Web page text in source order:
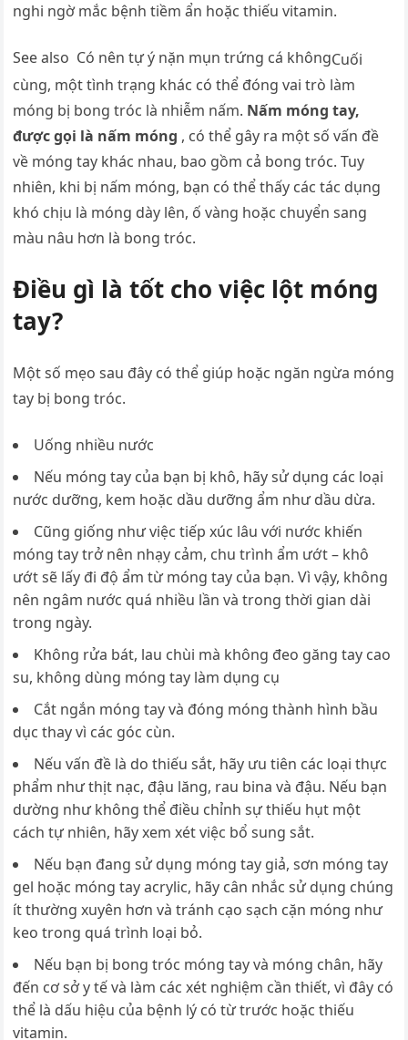
nghi ngờ mắc bệnh tiềm ẩn hoặc thiếu vitamin.
See also Có nên tự ý nặn mụn trứng cá khôngCuối
cùng, một tình trạng khác có thể đóng vai trò làm
móng bị bong tróc là nhiễm nấm. Nấm móng tay,
được gọi là nấm móng , có thể gây ra một số vấn đề
về móng tay khác nhau, bao gồm cả bong tróc. Tuy
nhiên, khi bị nấm móng, bạn có thể thấy các tác dụng
khó chịu là móng dày lên, ố vàng hoặc chuyển sang
màu nâu hơn là bong tróc.
Điều gì là tốt cho việc lột móng
tay?
Một số mẹo sau đây có thể giúp hoặc ngăn ngừa móng
tay bị bong tróc.
Uống nhiều nước
Nếu móng tay của bạn bị khô, hãy sử dụng các loại
nước dưỡng, kem hoặc dầu dưỡng ẩm như dầu dừa.
Cũng giống như việc tiếp xúc lâu với nước khiến
móng tay trở nên nhạy cảm, chu trình ẩm ướt – khô
ướt sẽ lấy đi độ ẩm từ móng tay của bạn. Vì vậy, không
nên ngâm nước quá nhiều lần và trong thời gian dài
trong ngày.
Không rửa bát, lau chùi mà không đeo găng tay cao
su, không dùng móng tay làm dụng cụ
Cắt ngắn móng tay và đóng móng thành hình bầu
dục thay vì các góc cùn.
Nếu vấn đề là do thiếu sắt, hãy ưu tiên các loại thực
phẩm như thịt nạc, đậu lăng, rau bina và đậu. Nếu bạn
dường như không thể điều chỉnh sự thiếu hụt một
cách tự nhiên, hãy xem xét việc bổ sung sắt.
Nếu bạn đang sử dụng móng tay giả, sơn móng tay
gel hoặc móng tay acrylic, hãy cân nhắc sử dụng chúng
ít thường xuyên hơn và tránh cạo sạch cặn móng như
keo trong quá trình loại bỏ.
Nếu bạn bị bong tróc móng tay và móng chân, hãy
đến cơ sở y tế và làm các xét nghiệm cần thiết, vì đây có
thể là dấu hiệu của bệnh lý có từ trước hoặc thiếu
vitamin.